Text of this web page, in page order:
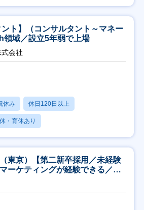
ント】（コンサルタント～マネー
領域／設立5年弱で上場
会社
休み 休日120日以上
・育休あり
東京）【第二新卒採用／未経験
ーケティングが経験できる／研